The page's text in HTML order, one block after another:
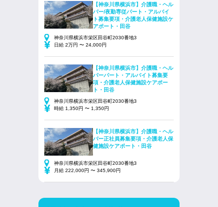
【神奈川県横浜市】介護職・ヘル
パー/夜勤専従パート・アルバイ
ト募集要項・介護老人保健施設ケ
アポート・田谷
神奈川県横浜市栄区田谷町2030番地3
日給 2万円 〜 24,000円
【神奈川県横浜市】介護職・ヘル
パーパート・アルバイト募集要
項・介護老人保健施設ケアポー
ト・田谷
神奈川県横浜市栄区田谷町2030番地3
時給 1,350円 〜 1,350円
【神奈川県横浜市】介護職・ヘル
パー正社員募集要項・介護老人保
健施設ケアポート・田谷
神奈川県横浜市栄区田谷町2030番地3
月給 222,000円 〜 345,900円